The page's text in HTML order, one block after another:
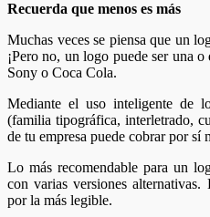
Recuerda que menos es más
Muchas veces se piensa que un
¡Pero no, un logo puede ser una
Sony o Coca Cola.
Mediante el uso inteligente de
(familia tipográfica, interletrado,
de tu empresa puede cobrar por sí
Lo más recomendable para un
con varias versiones alternativas.
por la más legible.